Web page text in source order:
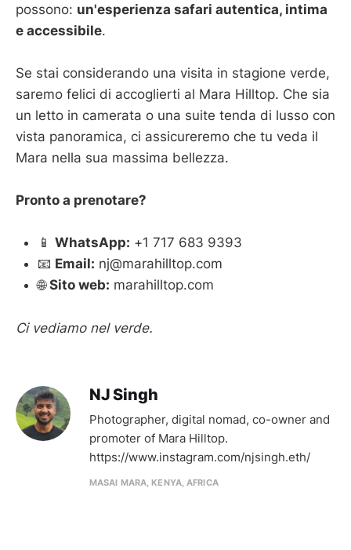
possono: un'esperienza safari autentica, intima
e accessibile.
Se stai considerando una visita in stagione verde,
saremo felici di accoglierti al Mara Hilltop. Che sia
un letto in camerata o una suite tenda di lusso con
vista panoramica, ci assicureremo che tu veda il
Mara nella sua massima bellezza.
Pronto a prenotare?
📱 WhatsApp: +1 717 683 9393
📧 Email: nj@marahilltop.com
🌐Sito web: marahilltop.com
Ci vediamo nel verde.
NJ Singh
Photographer, digital nomad, co-owner and
promoter of Mara Hilltop.
https://www.instagram.com/njsingh.eth/
MASAI MARA, KENYA, AFRICA